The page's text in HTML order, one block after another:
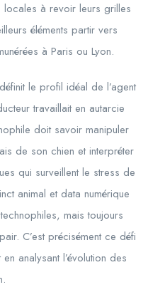
à revoir leurs grilles
éléments partir vers
à Paris ou Lyon.
le profil idéal de l’agent
travaillait en autarcie
doit savoir manipuler
de son chien et interpréter
qui surveillent le stress de
animal et data numérique
mais toujours
C’est précisément ce défi
analysant l’évolution des